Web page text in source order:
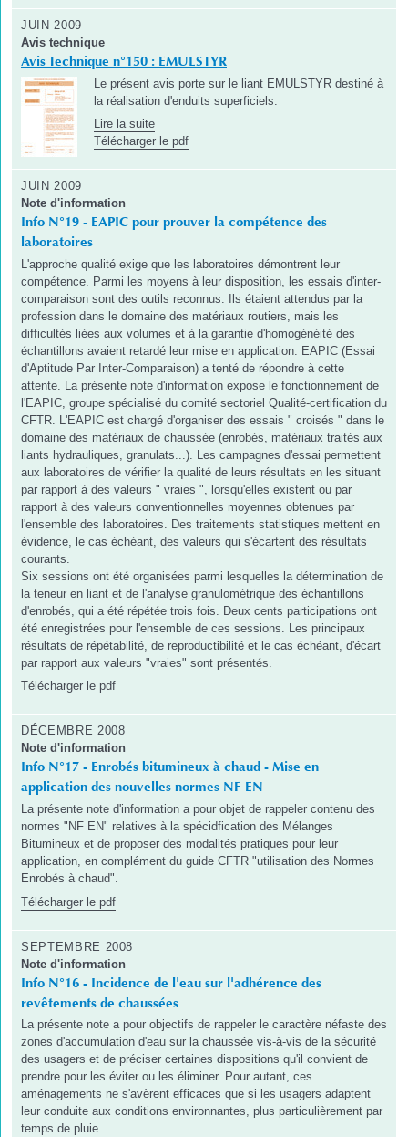
JUIN 2009
Avis technique
Avis Technique n°150 : EMULSTYR
Le présent avis porte sur le liant EMULSTYR destiné à
la réalisation d'enduits superficiels.
Lire la suite
Télécharger le pdf
JUIN 2009
Note d'information
Info N°19 - EAPIC pour prouver la compétence des
laboratoires
L'approche qualité exige que les laboratoires démontrent leur
compétence. Parmi les moyens à leur disposition, les essais d'inter-
comparaison sont des outils reconnus. Ils étaient attendus par la
profession dans le domaine des matériaux routiers, mais les
difficultés liées aux volumes et à la garantie d'homogénéité des
échantillons avaient retardé leur mise en application. EAPIC (Essai
d'Aptitude Par Inter-Comparaison) a tenté de répondre à cette
attente. La présente note d'information expose le fonctionnement de
l'EAPIC, groupe spécialisé du comité sectoriel Qualité-certification du
CFTR. L'EAPIC est chargé d'organiser des essais " croisés " dans le
domaine des matériaux de chaussée (enrobés, matériaux traités aux
liants hydrauliques, granulats...). Les campagnes d'essai permettent
aux laboratoires de vérifier la qualité de leurs résultats en les situant
par rapport à des valeurs " vraies ", lorsqu'elles existent ou par
rapport à des valeurs conventionnelles moyennes obtenues par
l'ensemble des laboratoires. Des traitements statistiques mettent en
évidence, le cas échéant, des valeurs qui s'écartent des résultats
courants.
Six sessions ont été organisées parmi lesquelles la détermination de
la teneur en liant et de l'analyse granulométrique des échantillons
d'enrobés, qui a été répétée trois fois. Deux cents participations ont
été enregistrées pour l'ensemble de ces sessions. Les principaux
résultats de répétabilité, de reproductibilité et le cas échéant, d'écart
par rapport aux valeurs "vraies" sont présentés.
Télécharger le pdf
DÉCEMBRE 2008
Note d'information
Info N°17 - Enrobés bitumineux à chaud - Mise en
application des nouvelles normes NF EN
La présente note d'information a pour objet de rappeler contenu des
normes "NF EN" relatives à la spécidfication des Mélanges
Bitumineux et de proposer des modalités pratiques pour leur
application, en complément du guide CFTR "utilisation des Normes
Enrobés à chaud".
Télécharger le pdf
SEPTEMBRE 2008
Note d'information
Info N°16 - Incidence de l'eau sur l'adhérence des
revêtements de chaussées
La présente note a pour objectifs de rappeler le caractère néfaste des
zones d'accumulation d'eau sur la chaussée vis-à-vis de la sécurité
des usagers et de préciser certaines dispositions qu'il convient de
prendre pour les éviter ou les éliminer. Pour autant, ces
aménagements ne s'avèrent efficaces que si les usagers adaptent
leur conduite aux conditions environnantes, plus particulièrement par
temps de pluie.